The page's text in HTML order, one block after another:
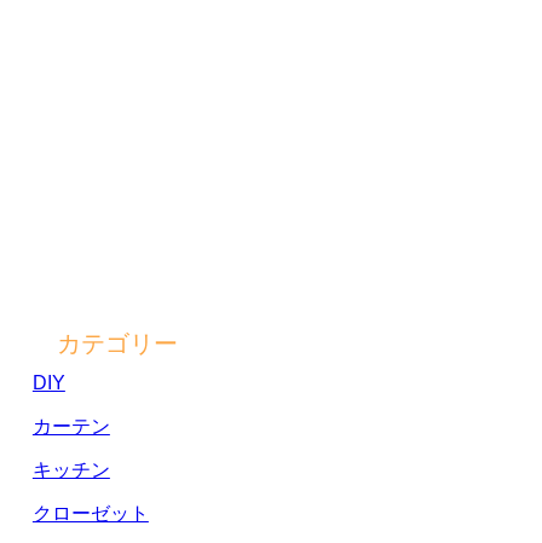
カテゴリー
DIY
カーテン
キッチン
クローゼット